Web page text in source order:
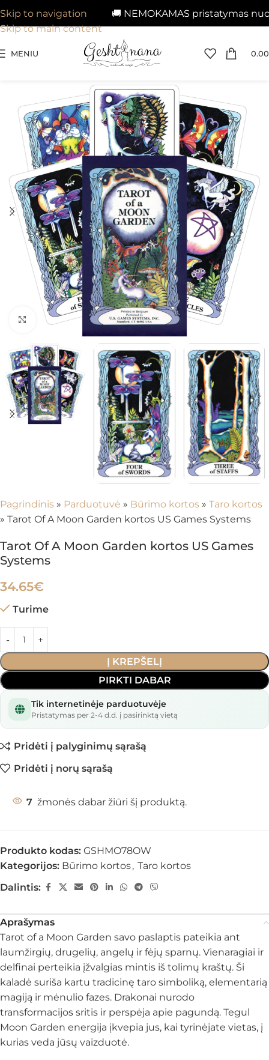
🚚 NEMOKAMAS pristatymas nuo
Skip to navigation
Skip to main content
MENIU 0.00
Spustelėkite, kad padidintumėte
Pagrindinis » Parduotuvė » Būrimo kortos » Taro kortos
» Tarot Of A Moon Garden kortos US Games Systems
Tarot Of A Moon Garden kortos US Games
Systems
34.65€
Turime
Į KREPŠELĮ
PIRKTI DABAR
Tik internetinėje parduotuvėje
Pristatymas per 2-4 d.d. į pasirinktą vietą
Pridėti į palyginimų sąrašą
Pridėti į norų sąrašą
7 žmonės dabar žiūri šį produktą.
Produkto kodas: GSHMO78OW
Kategorijos: Būrimo kortos, Taro kortos
Dalintis:
Aprašymas
Tarot of a Moon Garden savo paslaptis pateikia ant
laumžirgių, drugelių, angelų ir fėjų sparnų. Vienaragiai ir
delfinai perteikia įžvalgias mintis iš tolimų kraštų. Ši
kaladė suriša kartu tradicinę taro simboliką, elementarią
magiją ir mėnulio fazes. Drakonai nurodo
transformacijos sritis ir perspėja apie pagundą. Tegul
Moon Garden energija įkvepia jus, kai tyrinėjate vietas, į
kurias veda jūsų vaizduotė.